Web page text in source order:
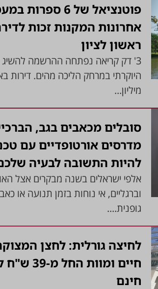
פוטנציאל של 6
אחרונות המקנות זכות
ראשון לציון
מיליון...
סובלים מכאבים בגב,
מדרסים אורטופדיים עם
להיות התשובה לבעיה
אלפי ישראלים בשנה מבקרים אצל
וברגליים, אי נוחות בזמן תנועה או
גופנית....
לחיצה גורלית: לחצן
חיים
חינם